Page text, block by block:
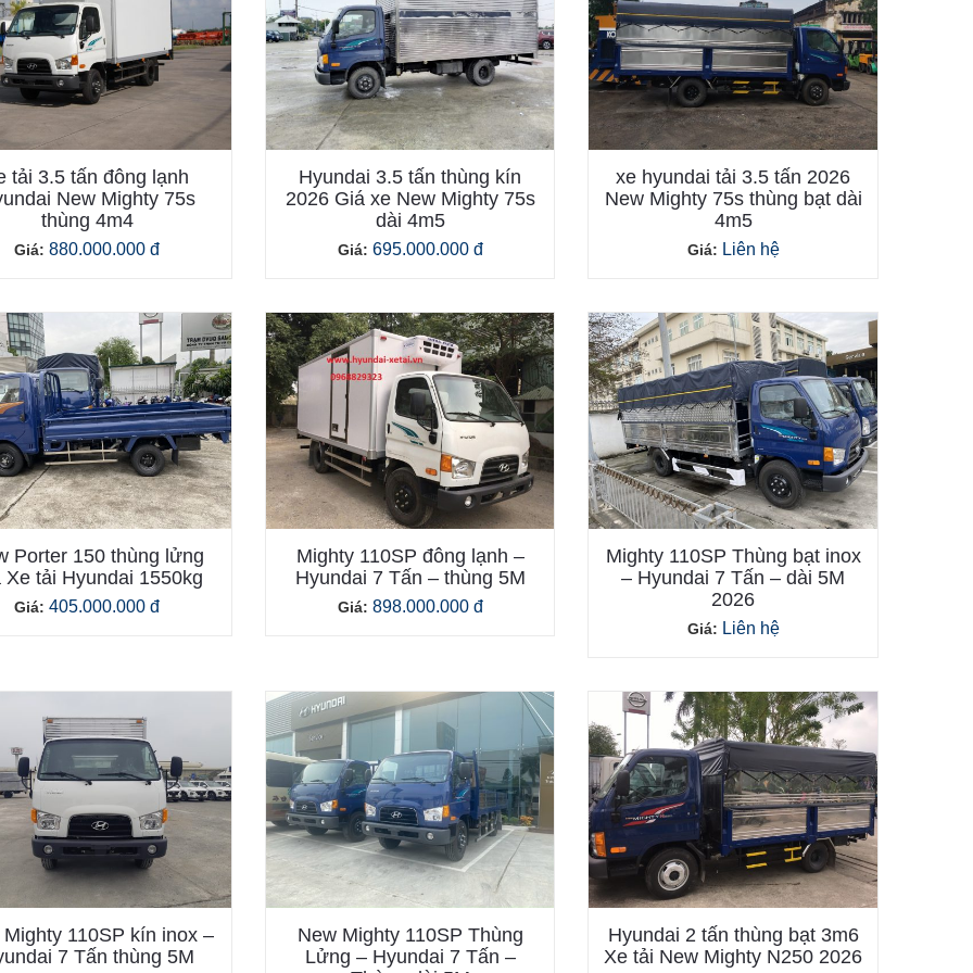
tải 3.5 tấn đông lạnh
New Mighty 75s
thùng 4m4
Giá: 880.000.000 đ
Hyundai 3.5 tấn thùng kín
2026 Giá xe New Mighty 75s
dài 4m5
Giá: 695.000.000 đ
xe hyundai tải 3.5 tấn 2026
New Mighty 75s thùng bạt dài
4m5
Giá: Liên hệ
Porter 150 thùng lửng
Xe tải Hyundai 1550kg
Giá: 405.000.000 đ
Mighty 110SP đông lạnh –
Hyundai 7 Tấn – thùng 5M
Giá: 898.000.000 đ
Mighty 110SP Thùng bạt inox
– Hyundai 7 Tấn – dài 5M
2026
Giá: Liên hệ
Mighty 110SP kín inox –
7 Tấn thùng 5M
New Mighty 110SP Thùng
Lửng – Hyundai 7 Tấn –
Hyundai 2 tấn thùng bạt 3m6
Xe tải New Mighty N250 2026